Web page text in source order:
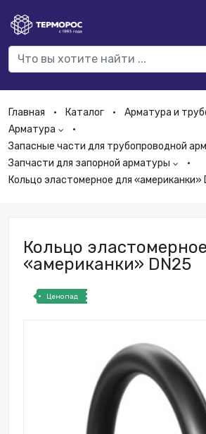
Главная Каталог
Арматура и
Арматура
Запасные части для трубопроводной
Запчасти для запорной арматуры
Кольцо эластомерное для «американки»
Кольцо
«американки» DN25
Ценопад